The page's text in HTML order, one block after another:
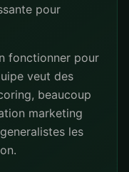
pour
fonctionner pour
veut des
beaucoup
marketing
les